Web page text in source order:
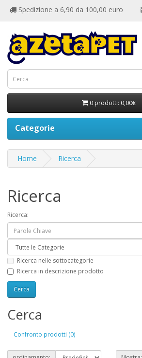
Spedizione a 6,90 da 100,00 euro
0 prodotti: 0,00€
Categorie
Home Ricerca
Ricerca
Ricerca:
Ricerca nelle sottocategorie
Ricerca in descrizione prodotto
Cerca
Confronto prodotti (0)